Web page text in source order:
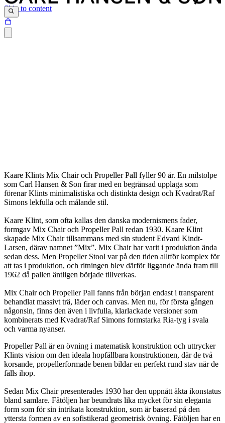
Skip to content
Kaare Klints Mix Chair och Propeller Pall fyller 90 år. En milstolpe
som Carl Hansen & Son firar med en begränsad upplaga som
förenar Klints minimalistiska och distinkta design och Kvadrat/Raf
Simons lekfulla och målande stil.
Kaare Klint, som ofta kallas den danska modernismens fader,
formgav Mix Chair och Propeller Pall redan 1930. Kaare Klint
skapade Mix Chair tillsammans med sin student Edvard Kindt-
Larsen, därav namnet ”Mix”. Mix Chair har varit i produktion ända
sedan dess. Men Propeller Stool var på den tiden alltför komplex för
att tas i produktion, och ritningen blev därför liggande ända fram till
1962 då pallen äntligen började tillverkas.
Mix Chair och Propeller Pall fanns från början endast i transparent
behandlat massivt trä, läder och canvas. Men nu, för första gången
någonsin, finns den även i livfulla, klarlackade versioner som
kombinerats med Kvadrat/Raf Simons formstarka Ria-tyg i svala
och varma nyanser.
Propeller Pall är en övning i matematisk konstruktion och uttrycker
Klints vision om den ideala hopfällbara konstruktionen, där de två
korsande, propellerformade benen bildar en perfekt rund stav när de
fälls ihop.
Sedan Mix Chair presenterades 1930 har den uppnått äkta ikonstatus
bland samlare. Fåtöljen har beundrats lika mycket för sin eleganta
form som för sin intrikata konstruktion, som är baserad på den
yttersta formen av en sofistikerad geometrisk övning. Fåtöljen har en